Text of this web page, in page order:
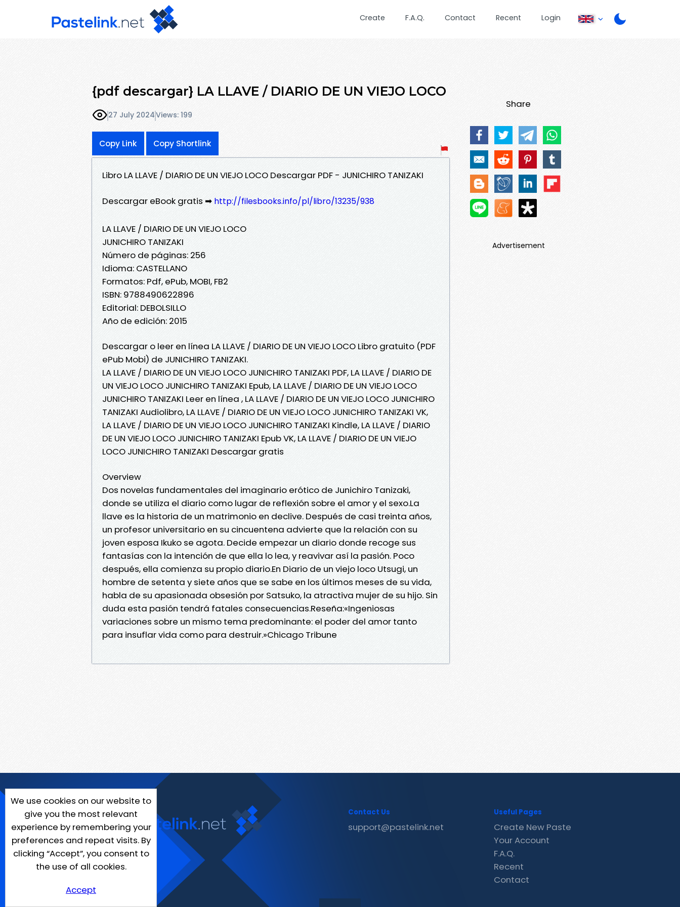
Create F.A.Q. Contact Recent Login
{pdf descargar} LA LLAVE / DIARIO DE UN VIEJO LOCO
27 July 2024Views: 199
Copy Link Copy Shortlink
Libro LA LLAVE / DIARIO DE UN VIEJO LOCO Descargar PDF - JUNICHIRO TANIZAKI
Descargar eBook gratis ➡ http://filesbooks.info/pl/libro/13235/938
LA LLAVE / DIARIO DE UN VIEJO LOCO
JUNICHIRO TANIZAKI
Número de páginas: 256
Idioma: CASTELLANO
Formatos: Pdf, ePub, MOBI, FB2
ISBN: 9788490622896
Editorial: DEBOLSILLO
Año de edición: 2015
Descargar o leer en línea LA LLAVE / DIARIO DE UN VIEJO LOCO Libro gratuito (PDF
ePub Mobi) de JUNICHIRO TANIZAKI.
LA LLAVE / DIARIO DE UN VIEJO LOCO JUNICHIRO TANIZAKI PDF, LA LLAVE / DIARIO DE
UN VIEJO LOCO JUNICHIRO TANIZAKI Epub, LA LLAVE / DIARIO DE UN VIEJO LOCO
JUNICHIRO TANIZAKI Leer en línea , LA LLAVE / DIARIO DE UN VIEJO LOCO JUNICHIRO
TANIZAKI Audiolibro, LA LLAVE / DIARIO DE UN VIEJO LOCO JUNICHIRO TANIZAKI VK,
LA LLAVE / DIARIO DE UN VIEJO LOCO JUNICHIRO TANIZAKI Kindle, LA LLAVE / DIARIO
DE UN VIEJO LOCO JUNICHIRO TANIZAKI Epub VK, LA LLAVE / DIARIO DE UN VIEJO
LOCO JUNICHIRO TANIZAKI Descargar gratis
Overview
Dos novelas fundamentales del imaginario erótico de Junichiro Tanizaki,
donde se utiliza el diario como lugar de reflexión sobre el amor y el sexo.La
llave es la historia de un matrimonio en declive. Después de casi treinta años,
un profesor universitario en su cincuentena advierte que la relación con su
joven esposa Ikuko se agota. Decide empezar un diario donde recoge sus
fantasías con la intención de que ella lo lea, y reavivar así la pasión. Poco
después, ella comienza su propio diario.En Diario de un viejo loco Utsugi, un
hombre de setenta y siete años que se sabe en los últimos meses de su vida,
habla de su apasionada obsesión por Satsuko, la atractiva mujer de su hijo. Sin
duda esta pasión tendrá fatales consecuencias.Reseña:«Ingeniosas
variaciones sobre un mismo tema predominante: el poder del amor tanto
para insuflar vida como para destruir.»Chicago Tribune
Share
Advertisement
We use cookies on our website to
give you the most relevant
experience by remembering your
preferences and repeat visits. By
clicking “Accept”, you consent to
the use of all cookies.
Accept
Contact Us
support@pastelink.net
Useful Pages
Create New Paste
Your Account
F.A.Q.
Recent
Contact